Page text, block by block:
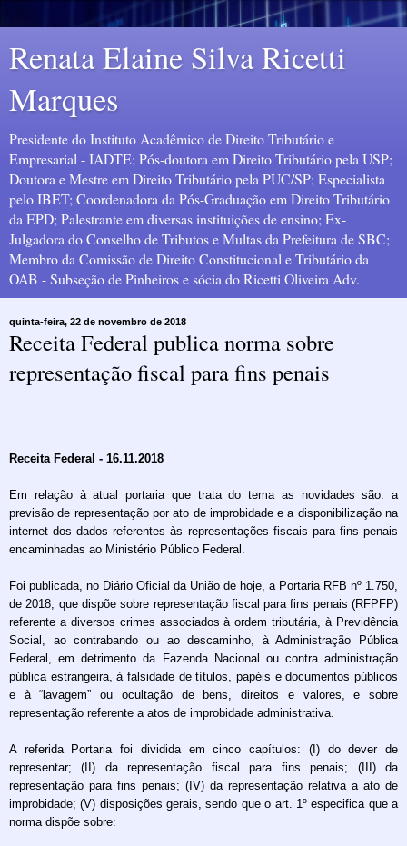
Renata Elaine Silva Ricetti
Marques
Presidente do Instituto Acadêmico de Direito Tributário e
Empresarial - IADTE; Pós-doutora em Direito Tributário pela USP;
Doutora e Mestre em Direito Tributário pela PUC/SP; Especialista
pelo IBET; Coordenadora da Pós-Graduação em Direito Tributário
da EPD; Palestrante em diversas instituições de ensino; Ex-
Julgadora do Conselho de Tributos e Multas da Prefeitura de SBC;
Membro da Comissão de Direito Constitucional e Tributário da
OAB - Subseção de Pinheiros e sócia do Ricetti Oliveira Adv.
quinta-feira, 22 de novembro de 2018
Receita Federal publica norma sobre
representação fiscal para fins penais
Receita Federal - 16.11.2018
Em relação à atual portaria que trata do tema as novidades são: a
previsão de representação por ato de improbidade e a disponibilização na
internet dos dados referentes às representações fiscais para fins penais
encaminhadas ao Ministério Público Federal.
Foi publicada, no Diário Oficial da União de hoje, a Portaria RFB nº 1.750,
de 2018, que dispõe sobre representação fiscal para fins penais (RFPFP)
referente a diversos crimes associados à ordem tributária, à Previdência
Social, ao contrabando ou ao descaminho, à Administração Pública
Federal, em detrimento da Fazenda Nacional ou contra administração
pública estrangeira, à falsidade de títulos, papéis e documentos públicos
e à “lavagem” ou ocultação de bens, direitos e valores, e sobre
representação referente a atos de improbidade administrativa.
A referida Portaria foi dividida em cinco capítulos: (I) do dever de
representar; (II) da representação fiscal para fins penais; (III) da
representação para fins penais; (IV) da representação relativa a ato de
improbidade; (V) disposições gerais, sendo que o art. 1º especifica que a
norma dispõe sobre: